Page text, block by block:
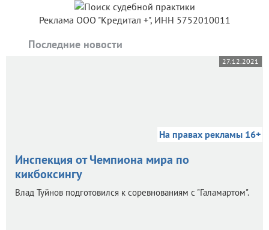
Реклама ООО "Кредитал +", ИНН 5752010011
Последние новости
27.12.2021
На правах рекламы 16+
Инспекция от Чемпиона мира по
кикбоксингу
Влад Туйнов подготовился к соревнованиям с "Галамартом".